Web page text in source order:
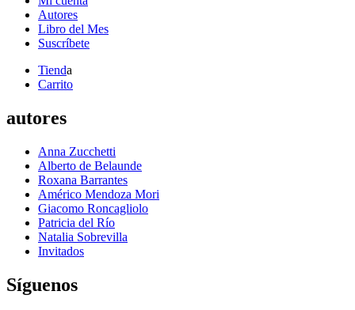
Autores
Libro del Mes
Suscríbete
Tienda
Carrito
autores
Anna Zucchetti
Alberto de Belaunde
Roxana Barrantes
Américo Mendoza Mori
Giacomo Roncagliolo
Patricia del Río
Natalia Sobrevilla
Invitados
Síguenos